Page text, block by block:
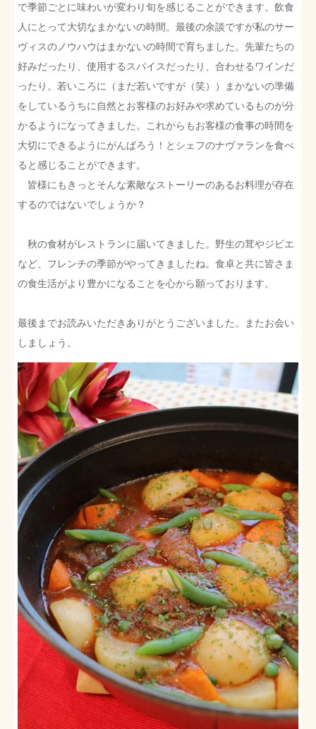
で季節ごとに味わいが変わり旬を感じることができます。飲食
人にとって大切なまかないの時間。最後の余談ですが私のサー
ヴィスのノウハウはまかないの時間で育ちました。先輩たちの
好みだったり、使用するスパイスだったり、合わせるワインだ
ったり。若いころに（まだ若いですが（笑））まかないの準備
をしているうちに自然とお客様のお好みや求めているものが分
かるようになってきました。これからもお客様の食事の時間を
大切にできるようにがんばろう！とシェフのナヴァランを食べ
ると感じることができます。
皆様にもきっとそんな素敵なストーリーのあるお料理が存在
するのではないでしょうか？
秋の食材がレストランに届いてきました。野生の茸やジビエ
など、フレンチの季節がやってきましたね。食卓と共に皆さま
の食生活がより豊かになることを心から願っております。
最後までお読みいただきありがとうございました。またお会い
しましょう。